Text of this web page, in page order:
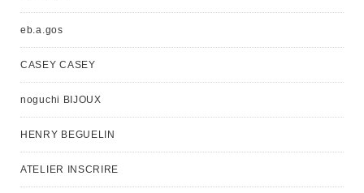
eb.a.gos
CASEY CASEY
noguchi BIJOUX
HENRY BEGUELIN
ATELIER INSCRIRE